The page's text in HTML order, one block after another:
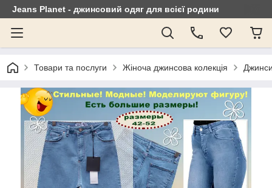
Jeans Planet - джинсовий одяг для всієї родини
Товари та послуги Жіноча джинсова колекція Джинси